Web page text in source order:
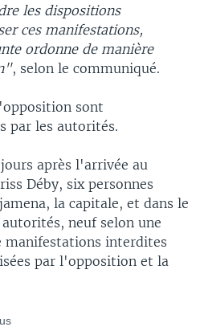
les dispositions
ces manifestations,
ordonne de manière
, selon le communiqué.
sont
par les autorités.
après l'arrivée au
Déby, six personnes
la capitale, et dans le
neuf selon une
manifestations interdites
par l'opposition et la